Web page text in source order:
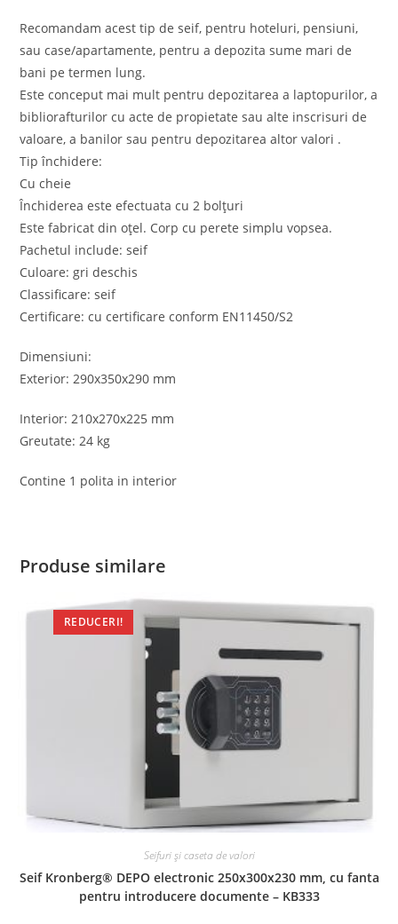
Recomandam acest tip de seif, pentru hoteluri, pensiuni,
sau case/apartamente, pentru a depozita sume mari de
bani pe termen lung.
Este conceput mai mult pentru depozitarea a laptopurilor, a
bibliorafturilor cu acte de propietate sau alte inscrisuri de
valoare, a banilor sau pentru depozitarea altor valori .
Tip închidere:
Cu cheie
Închiderea este efectuata cu 2 bolțuri
Este fabricat din oțel. Corp cu perete simplu vopsea.
Pachetul include: seif
Culoare: gri deschis
Classificare: seif
Certificare: cu certificare conform EN11450/S2
Dimensiuni:
Exterior: 290x350x290 mm
Interior: 210x270x225 mm
Greutate: 24 kg
Contine 1 polita in interior
Produse similare
REDUCERI!
Seifuri și caseta de valori
Seif Kronberg® DEPO electronic 250x300x230 mm, cu fanta
pentru introducere documente – KB333